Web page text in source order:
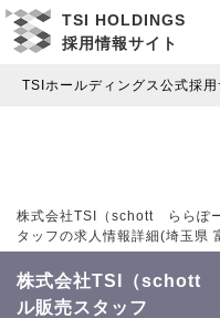
TSI HOLDINGS
採用情報サイト
TSIホールディングス公式採用
株式会社TSI（schott ららぽ
タッフの求人情報詳細(埼玉
株式会社TSI（schott
ル販売スタッフ